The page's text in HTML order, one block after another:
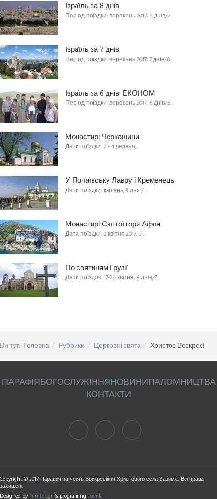
Ізраїль за 8 днів
Період поїздки: вересень 2017, 8 днів/7…
Ізраїль за 7 днів
Період поїздки: вересень 2017, 7 днів/6…
Ізраїль за 6 днів. ЕКОНОМ
Період поїздки: вересень 2017, 6 днів/5…
Монастирі Черкащини
Дати поїздки: 2 - 4 червня,…
У Почаївську Лавру і Кременець
Дати поїздки: квітень, 3 дня /…
Монастирі Святої гори Афон
Дата поїздки: 2 квітня 2017, 8…
По святиням Грузії
Дати поїздок: 17-24 квітня, 8 днів/7…
Ви тут: Головна Рубрики Церковні свята Христос Воскрес!
ПАРАФІЯБОГОСЛУЖІННЯНОВИНИПАЛОМНИЦТВА
КОНТАКТИ
Copyright © 2017 Парафія на честь Воскресіння Христового села Зазим'є. Всі права
захищені.
Designed by minitek.gr & programing Joomla